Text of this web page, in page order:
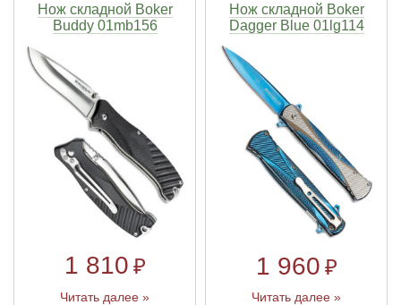
Нож складной Boker
Buddy 01mb156
1 810 ₽
Читать далее »
Нож складной Boker
Dagger Blue 01lg114
1 960 ₽
Читать далее »